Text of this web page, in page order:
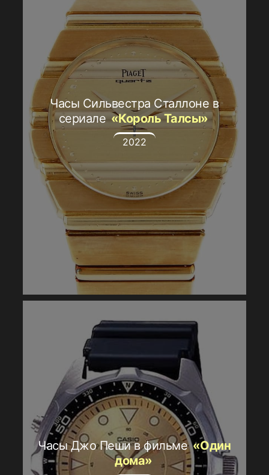
Часы Сильвестра Сталлоне в
сериале«Король Талсы»
2022
Часы Джо Пеши в фильме«Один
дома»